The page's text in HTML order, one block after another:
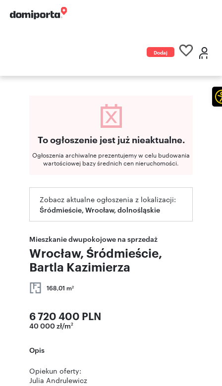
Dodaj
To ogłoszenie jest już nieaktualne.
Ogłoszenia archiwalne prezentujemy w celu budowania
wartościowej bazy średnich cen nieruchomości.
Zobacz aktualne ogłoszenia z lokalizacji:
Śródmieście, Wrocław, dolnośląskie
Mieszkanie dwupokojowe na sprzedaż
Wrocław, Śródmieście,
Bartla Kazimierza
168,01 m2
6 720 400 PLN
40 000 zł/m2
Opis
Opiekun oferty:
Julia Andrulewicz